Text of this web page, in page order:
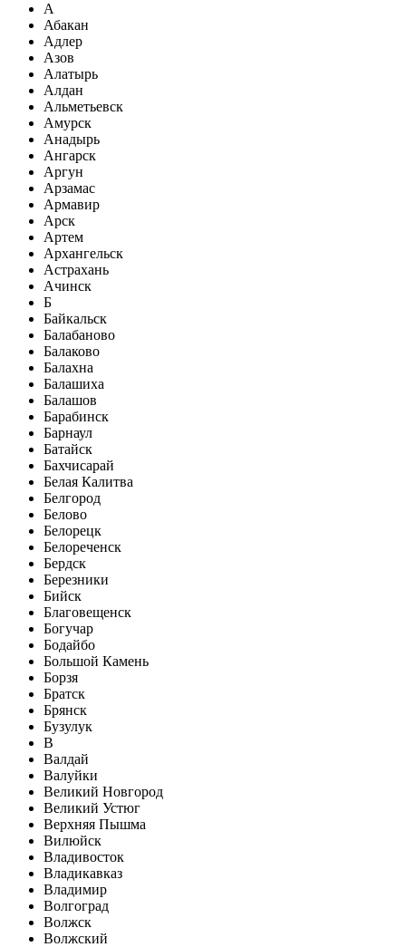
А
Абакан
Адлер
Азов
Алатырь
Алдан
Альметьевск
Амурск
Анадырь
Ангарск
Аргун
Арзамас
Армавир
Арск
Артем
Архангельск
Астрахань
Ачинск
Б
Байкальск
Балабаново
Балаково
Балахна
Балашиха
Балашов
Барабинск
Барнаул
Батайск
Бахчисарай
Белая Калитва
Белгород
Белово
Белорецк
Белореченск
Бердск
Березники
Бийск
Благовещенск
Богучар
Бодайбо
Большой Камень
Борзя
Братск
Брянск
Бузулук
В
Валдай
Валуйки
Великий Новгород
Великий Устюг
Верхняя Пышма
Вилюйск
Владивосток
Владикавказ
Владимир
Волгоград
Волжск
Волжский